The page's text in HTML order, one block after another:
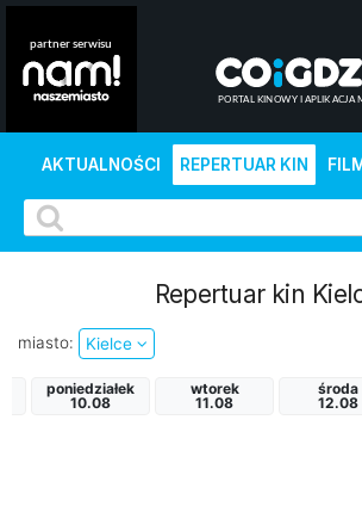
AKTUALNOŚCI REPERTUAR KIN
Repertuar kin
miasto: Kielce
poniedziałek
10.08
wtorek
11.08
środa
12.08